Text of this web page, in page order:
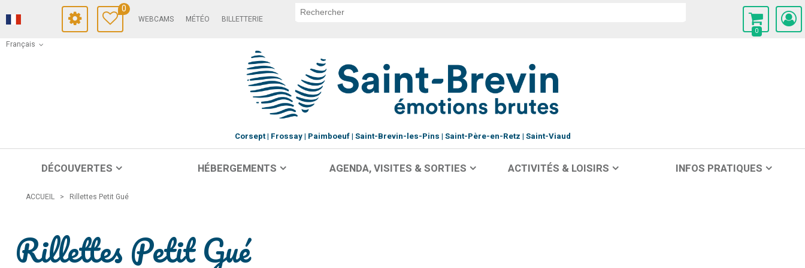
Français
0
WEBCAMS MÉTÉO BILLETTERIE
0
Corsept Frossay Paimboeuf Saint-Brevin-les-Pins Saint-Père-en-Retz Saint-Viaud
DÉCOUVERTES HÉBERGEMENTS AGENDA, VISITES & SORTIES ACTIVITÉS & LOISIRS INFOS PRATIQUES
ACCUEIL > Rillettes Petit Gué
Rillettes Petit Gué